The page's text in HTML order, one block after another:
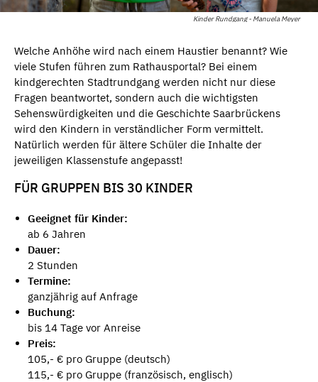
Kinder Rundgang - Manuela Meyer
Welche Anhöhe wird nach einem Haustier benannt? Wie
viele Stufen führen zum Rathausportal? Bei einem
kindgerechten Stadtrundgang werden nicht nur diese
Fragen beantwortet, sondern auch die wichtigsten
Sehenswürdigkeiten und die Geschichte Saarbrückens
wird den Kindern in verständlicher Form vermittelt.
Natürlich werden für ältere Schüler die Inhalte der
jeweiligen Klassenstufe angepasst!
FÜR GRUPPEN BIS 30 KINDER
Geeignet für Kinder:
ab 6 Jahren
Dauer:
2 Stunden
Termine:
ganzjährig auf Anfrage
Buchung:
bis 14 Tage vor Anreise
Preis:
105,- € pro Gruppe (deutsch)
115,- € pro Gruppe (französisch, englisch)